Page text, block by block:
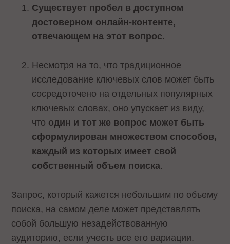
Существует пробел в доступном
достоверном онлайн-контенте,
отвечающем на этот вопрос.
Несмотря на то, что традиционное
исследование ключевых слов может быть
сосредоточено на отдельных популярных
ключевых словах, оно упускает из виду,
что один и тот же вопрос может быть
сформулирован множеством способов,
каждый из которых имеет свой
собственный объем поиска.
Запрос, который кажется небольшим по объему
поиска, на самом деле может представлять
собой большую незадействованную
аудиторию, если учесть все его вариации.